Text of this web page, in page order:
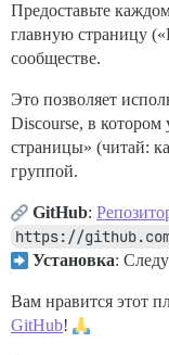
Предоставьте
главную страницу
сообществе.
Это позволяет
Discourse, в котором
страницы» (читай:
группой.
GitHub:
https://
Установка:
Вам нравится этот
GitHub!